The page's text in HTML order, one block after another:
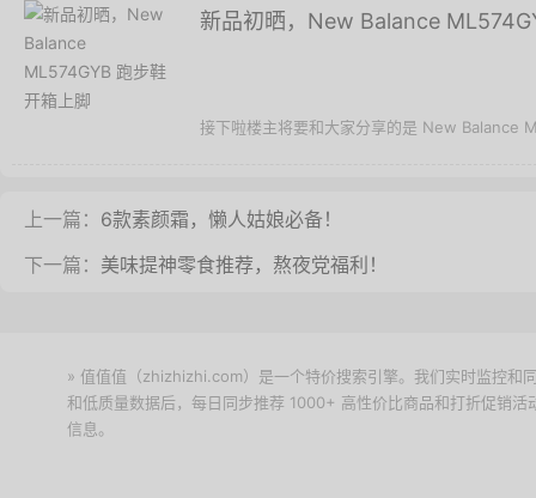
新品初晒，New Balance
接下啦楼主将要和大家分享的是 New Balance
上一篇： 6款素颜霜，懒人姑娘必备！
下一篇： 美味提神零食推荐，熬夜党福利！
» 值值值（zhizhizhi.com）是一个特价搜索引擎。我们实时监控和
和低质量数据后，每日同步推荐 1000+ 高性价比商品和打折促销
信息。